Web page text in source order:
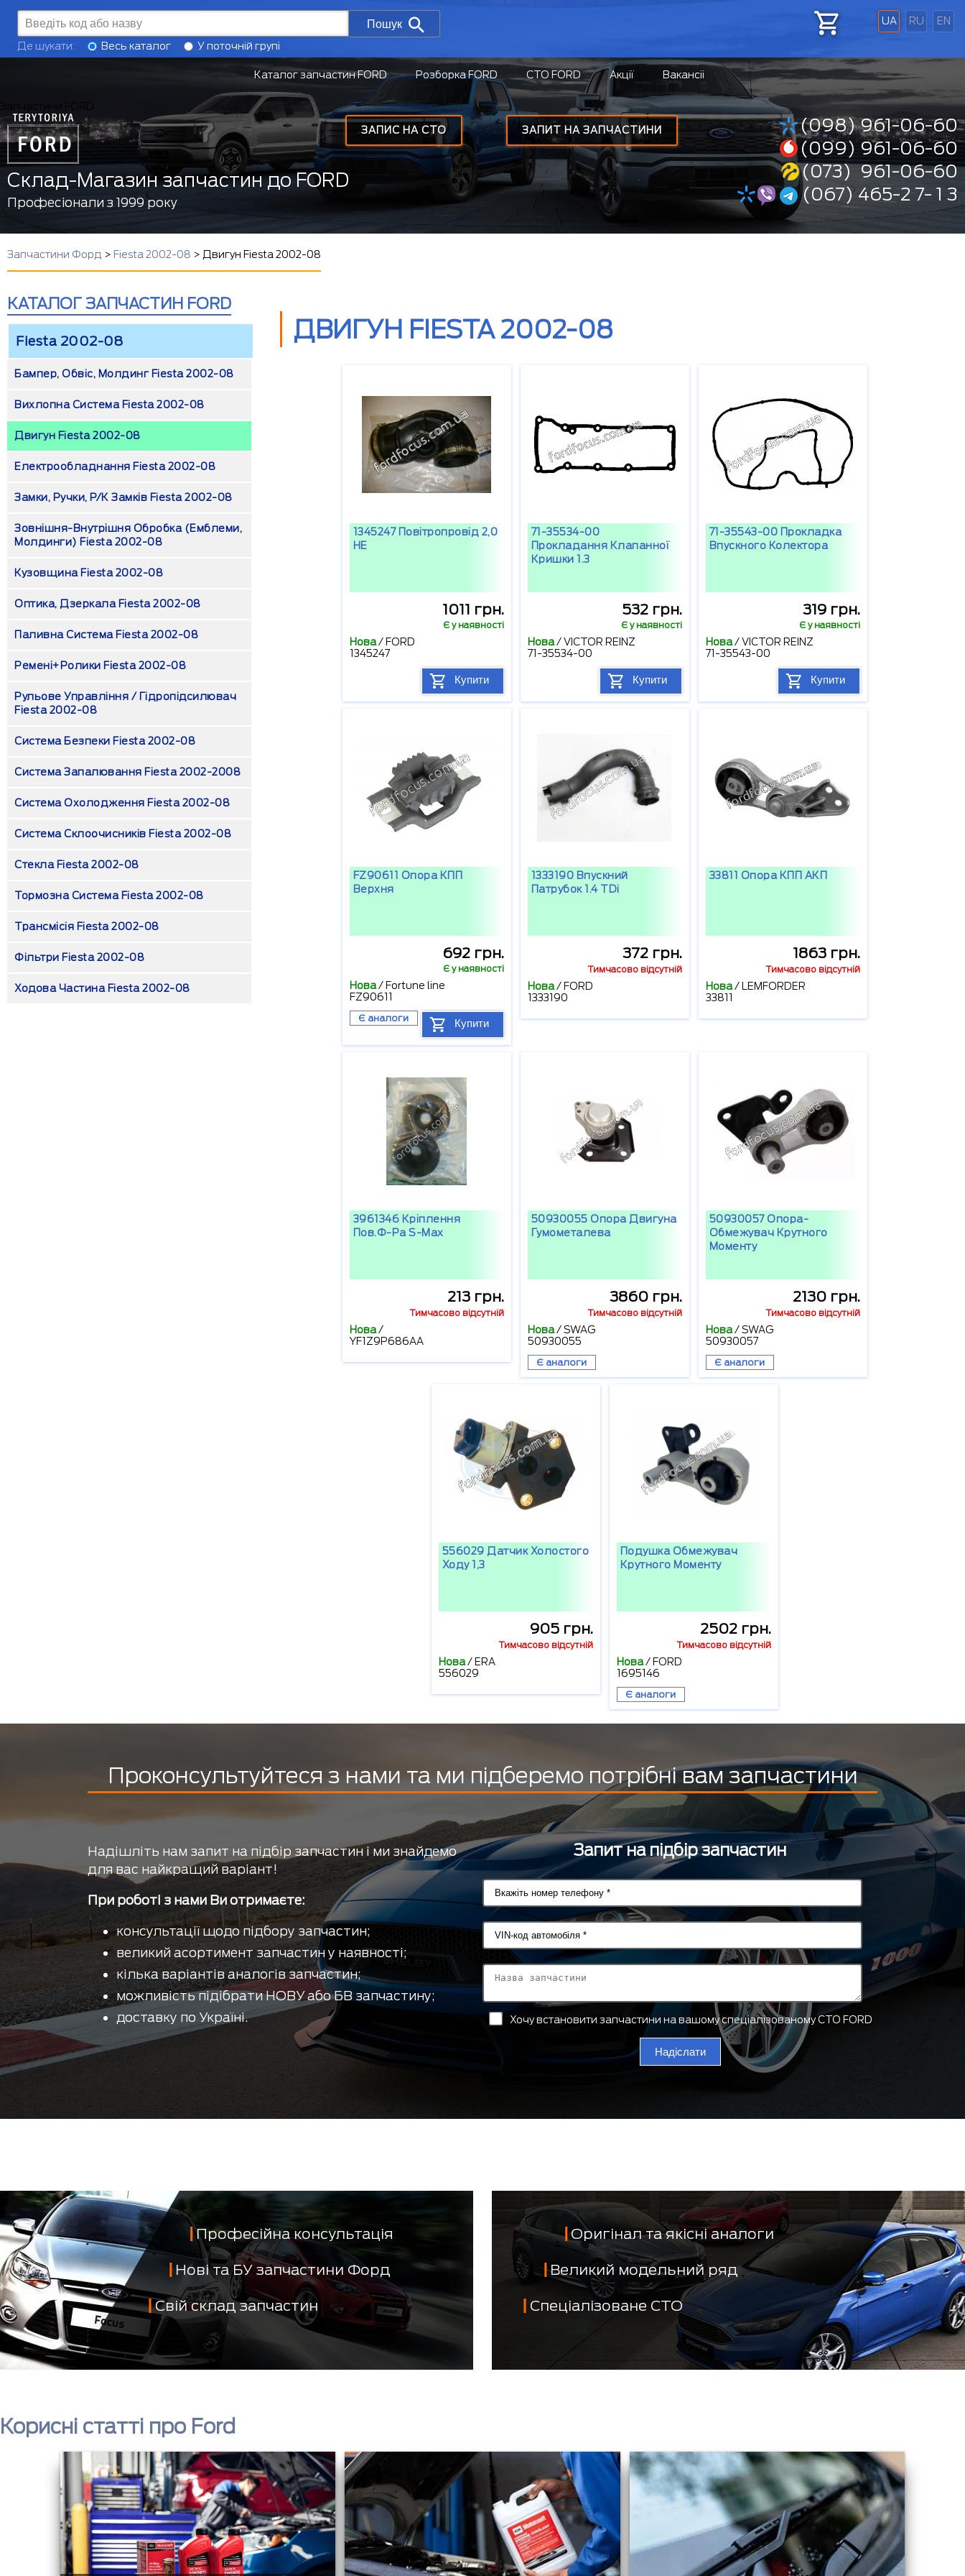
UA RU EN
ЗАПИТ НА ЗАПЧАСТИНИ
ЗАПИС НА СТО
Пошук
Де шукати: Весь каталог У поточній групі
Каталог запчастин FORD Розборка FORD СТО FORD Акції Вакансіі
Склад-Магазин запчастин до FORD
Професіонали з 1999 року
(098) 961-06-60
(099) 961-06-60
(073) 961-06-60
(067) 465-2 7- 1 3
Запчастини Форд > Fiesta 2002-08 > Двигун Fiesta 2002-08
КАТАЛОГ ЗАПЧАСТИН FORD
Fiesta 2002-08
Бампер, Обвіс, Молдинг Fiesta 2002-08
Вихлопна Система Fiesta 2002-08
Двигун Fiesta 2002-08
Електрообладнання Fiesta 2002-08
Замки, Ручки, Р/к Замків Fiesta 2002-08
Зовнішня-Внутрішня Обробка (емблеми,
Молдинги) Fiesta 2002-08
Кузовщина Fiesta 2002-08
Оптика, Дзеркала Fiesta 2002-08
Паливна Система Fiesta 2002-08
Ремені+ролики Fiesta 2002-08
Рульове Управління / Гідропідсилювач
Fiesta 2002-08
Система Безпеки Fiesta 2002-08
Система Запалювання Fiesta 2002-2008
Система Охолодження Fiesta 2002-08
Система Склоочисників Fiesta 2002-08
Стекла Fiesta 2002-08
Тормозна Система Fiesta 2002-08
Трансмісія Fiesta 2002-08
Фільтри Fiesta 2002-08
Ходова Частина Fiesta 2002-08
ДВИГУН FIESTA 2002-08
1345247 Повітропровід 2,0
HE
1011 грн.
Є у наявності
Нова/ FORD
1345247
Купити
71-35534-00
Прокладання Клапанної
Кришки 1.3
532 грн.
Є у наявності
Нова/VICTOR REINZ
71-35534-00
Купити
71-35543-00 Прокладка
Впускного Колектора
319 грн.
Є у наявності
Нова/VICTOR REINZ
71-35543-00
Купити
FZ90611 Опора КПП
Верхня
692 грн.
Є у наявності
Нова/ Fortune line
FZ90611
Є аналоги Купити
1333190 Впускний
Патрубок 1.4 TDi
372 грн.
Тимчасово відсутній
Нова/ FORD
1333190
33811 Опора КПП АКП
1863 грн.
Тимчасово відсутній
Нова/
LEMFORDER
33811
3961346 Кріплення
Пов.ф-Ра S-Max
213 грн.
Тимчасово відсутній
Нова/
YF1Z9P686AA
50930055 Опора Двигуна
Гумометалева
3860 грн.
Тимчасово відсутній
Нова/SWAG
50930055
Є аналоги
50930057 Опора-
Обмежувач Крутного
Моменту
2130 грн.
Тимчасово відсутній
Нова/SWAG
50930057
Є аналоги
556029 Датчик Холостого
Ходу 1,3
905 грн.
Тимчасово відсутній
Нова/ ERA
556029
Подушка Обмежувач
Крутного Моменту
2502 грн.
Тимчасово відсутній
Нова/ FORD
1695146
Є аналоги
Проконсультуйтеся з нами та ми підберемо потрібні вам запчастини
Надішліть нам запит на підбір запчастин і ми знайдемо
для вас найкращий варіант!
При роботі з нами Ви отримаєте:
консультації щодо підбору запчастин;
великий асортимент запчастин у наявності;
кілька варіантів аналогів запчастин;
можливість підібрати НОВУ або БВ запчастину;
доставку по Україні.
Запит на підбір запчастин
Хочу встановити запчастини на вашому спеціалізованому СТО FORD
Надіслати
Професійна консультація
Нові та БУ запчастини Форд
Свій склад запчастин
Оригінал та якісні аналоги
Великий модельний ряд
Спеціалізоване СТО
Корисні статті про Ford